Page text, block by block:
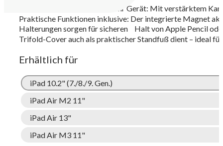
Robuster Rundumschutz für Ihr Gerät: Mit verstärktem
Praktische Funktionen inklusive: Der integrierte Magnet
Halterungen sorgen für sicheren Halt von Apple Pencil
Trifold-Cover auch als praktischer Standfuß dient – ideal
Erhältlich für
iPad 10.2" (7./8./9. Gen.)
iPad Air M2 11"
iPad Air 13"
iPad Air M3 11"